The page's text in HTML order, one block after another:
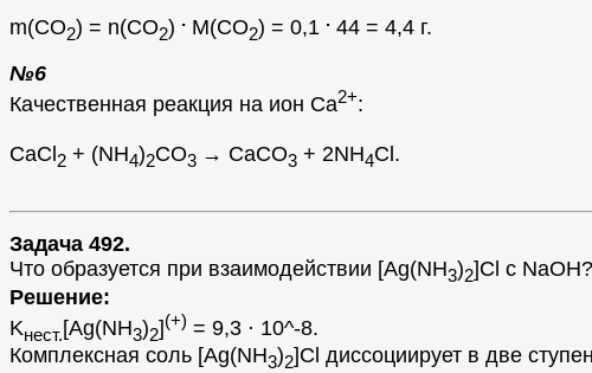
m(СО2) = n(СО2) . M(СО2) = 0,1 . 44 = 4,4 г.
№6
Качественная реакция на ион Са2+:
CaCl 2 + (NH4)2CO3 → CaCO3 + 2NH4Cl.
Задача 492.
Что образуется при взаимодействии [Ag(NH3)2]Cl с
Решение:
Kнест.[Ag(NH3)2](+) = 9,3 ⋅ 10^-8.
Комплексная соль [Ag(NH3)2]Cl диссоциирует в две